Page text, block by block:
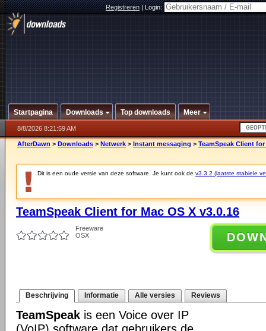
Registreren|Login:
Startpagina Downloads Top downloads Meer
8/8/2026 8:21:59 AM
AfterDawn > Downloads > Netwerk > Instant messaging > TeamSpeak Client for
Dit is een oude versie van deze software. Je kunt ook de v3.3.2 (laatste stabiele
TeamSpeak Client for Mac OS X v3.0.16
Freeware
OSX
Beschrijving Informatie Alle versies Reviews
TeamSpeak is een Voice over IP